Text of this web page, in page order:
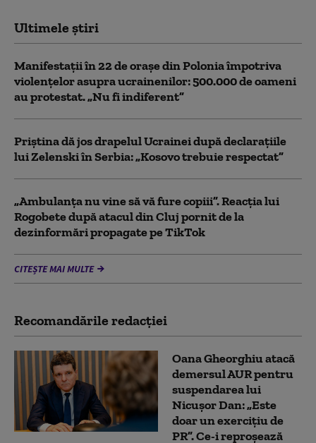
Ultimele știri
Manifestații în 22 de orașe din Polonia împotriva
violențelor asupra ucrainenilor: 500.000 de oameni
au protestat. „Nu fi indiferent”
Priștina dă jos drapelul Ucrainei după declarațiile
lui Zelenski în Serbia: „Kosovo trebuie respectat”
„Ambulanța nu vine să vă fure copiii”. Reacția lui
Rogobete după atacul din Cluj pornit de la
dezinformări propagate pe TikTok
CITEȘTE MAI MULTE
Recomandările redacţiei
Oana Gheorghiu atacă
demersul AUR pentru
suspendarea lui
Nicușor Dan: „Este
doar un exercițiu de
PR”. Ce-i reproșează